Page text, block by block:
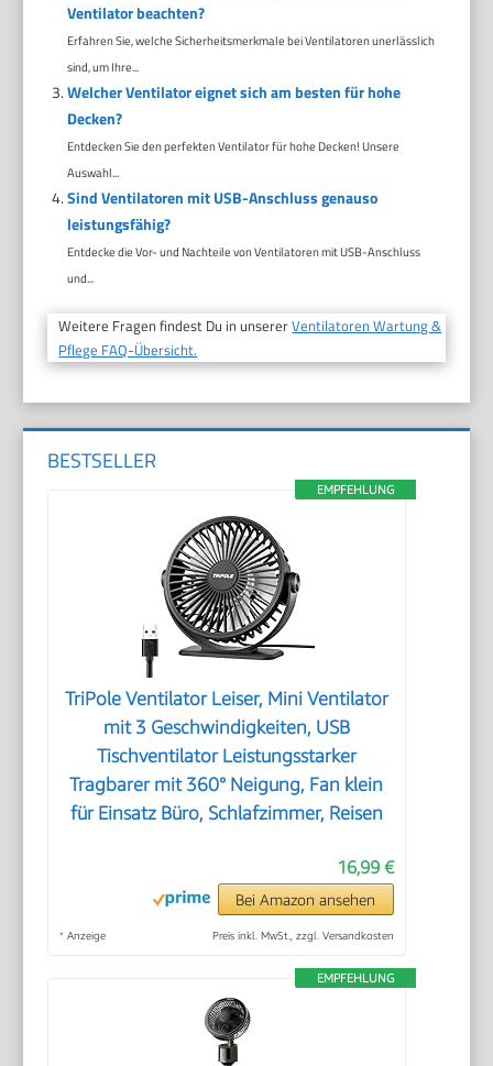
Ventilator beachten?
Erfahren Sie, welche Sicherheitsmerkmale bei Ventilatoren unerlässlich
sind, um Ihre...
Welcher Ventilator eignet sich am besten für hohe
Decken?
Entdecken Sie den perfekten Ventilator für hohe Decken! Unsere
Auswahl...
Sind Ventilatoren mit USB-Anschluss genauso
leistungsfähig?
Entdecke die Vor- und Nachteile von Ventilatoren mit USB-Anschluss
und...
Weitere Fragen findest Du in unsererVentilatoren Wartung &
Pflege FAQ-Übersicht.
BESTSELLER
EMPFEHLUNG
TriPole Ventilator Leiser, Mini Ventilator
mit 3 Geschwindigkeiten, USB
Tischventilator Leistungsstarker
Tragbarer mit 360° Neigung, Fan klein
für Einsatz Büro, Schlafzimmer, Reisen
16,99 €
Bei Amazon ansehen
* Anzeige Preis inkl. MwSt., zzgl. Versandkosten
EMPFEHLUNG